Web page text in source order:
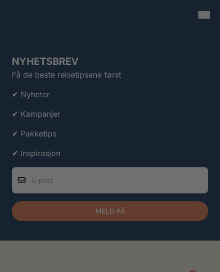
NYHETSBREV
Få de beste reisetipsene først
✔ Nyheter
✔ Kampanjer
✔ Pakketips
✔ Inspirasjon
E-post
MELD PÅ